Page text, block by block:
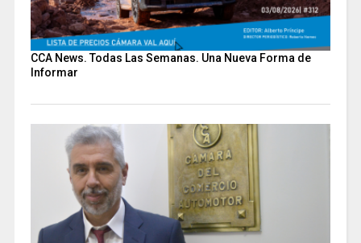
CCA News. Todas Las Semanas. Una Nueva Forma de
Informar